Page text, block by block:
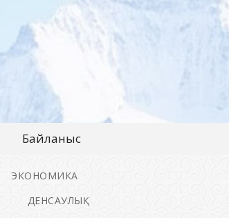
Байланыс
ЭКОНОМИКА
ДЕНСАУЛЫҚ